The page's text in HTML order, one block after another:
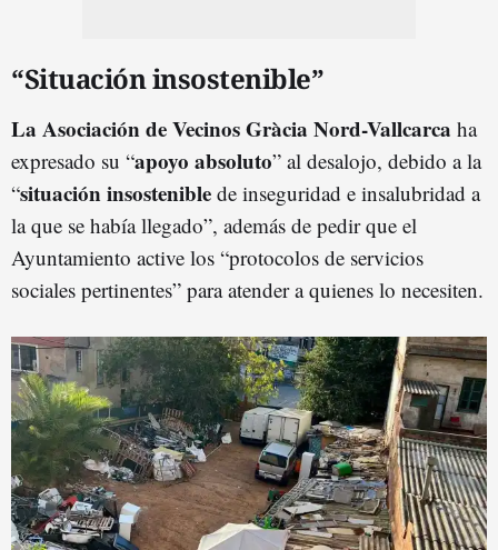
“Situación insostenible”
La Asociación de Vecinos Gràcia Nord-Vallcarca ha
expresado su “apoyo absoluto” al desalojo, debido a la
“situación insostenible de inseguridad e insalubridad a
la que se había llegado”, además de pedir que el
Ayuntamiento active los “protocolos de servicios
sociales pertinentes” para atender a quienes lo necesiten.